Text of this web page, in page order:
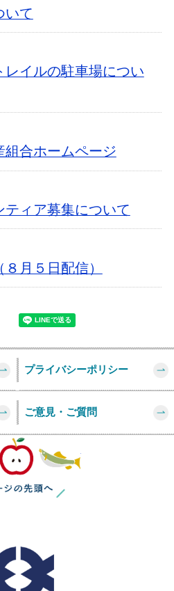
いて
レイルの駐車場につい
組合ホームページ
ティア募集について
月５日配信）
プライバシーポリシー
ご意見・ご質問